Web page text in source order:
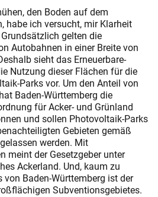
den Boden auf dem
habe ich versucht, mir Klarheit
gelten die
Autobahnen in einer Breite von
sieht das Erneuerbare-
Nutzung dieser Flächen für die
Parks vor. Um den Anteil von
Baden-Württemberg die
für Acker- und Grünland
und sollen Photovoltaik-Parks
Gebieten gemäß
werden. Mit
meint der Gesetzgeber unter
Ackerland. Und, kaum zu
Baden-Württemberg ist der
Subventionsgebietes.